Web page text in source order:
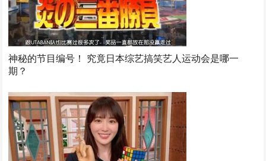
神秘的节目编号！ 究竟日本综艺搞笑艺人运动会是哪一
期？